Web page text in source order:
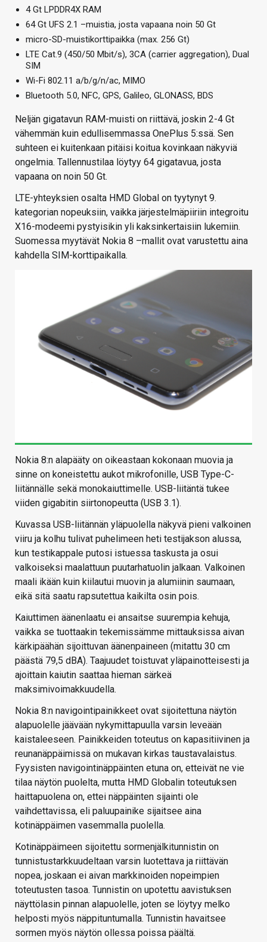
4 Gt LPDDR4X RAM
64 Gt UFS 2.1 –muistia, josta vapaana noin 50 Gt
micro-SD-muistikorttipaikka (max. 256 Gt)
LTE Cat.9 (450/50 Mbit/s), 3CA (carrier aggregation), Dual
SIM
Wi-Fi 802.11 a/b/g/n/ac, MIMO
Bluetooth 5.0, NFC, GPS, Galileo, GLONASS, BDS
Neljän gigatavun RAM-muisti on riittävä, joskin 2-4 Gt
vähemmän kuin edullisemmassa OnePlus 5:ssä. Sen
suhteen ei kuitenkaan pitäisi koitua kovinkaan näkyviä
ongelmia. Tallennustilaa löytyy 64 gigatavua, josta
vapaana on noin 50 Gt.
LTE-yhteyksien osalta HMD Global on tyytynyt 9.
kategorian nopeuksiin, vaikka järjestelmäpiiriin integroitu
X16-modeemi pystyisikin yli kaksinkertaisiin lukemiin.
Suomessa myytävät Nokia 8 –mallit ovat varustettu aina
kahdella SIM-korttipaikalla.
Nokia 8:n alapääty on oikeastaan kokonaan muovia ja
sinne on koneistettu aukot mikrofonille, USB Type-C-
liitännälle sekä monokaiuttimelle. USB-liitäntä tukee
viiden gigabitin siirtonopeutta (USB 3.1).
Kuvassa USB-liitännän yläpuolella näkyvä pieni valkoinen
viiru ja kolhu tulivat puhelimeen heti testijakson alussa,
kun testikappale putosi istuessa taskusta ja osui
valkoiseksi maalattuun puutarhatuolin jalkaan. Valkoinen
maali ikään kuin kiilautui muovin ja alumiinin saumaan,
eikä sitä saatu rapsutettua kaikilta osin pois.
Kaiuttimen äänenlaatu ei ansaitse suurempia kehuja,
vaikka se tuottaakin tekemissämme mittauksissa aivan
kärkipäähän sijoittuvan äänenpaineen (mitattu 30 cm
päästä 79,5 dBA). Taajuudet toistuvat yläpainotteisesti ja
ajoittain kaiutin saattaa hieman särkeä
maksimivoimakkuudella.
Nokia 8:n navigointipainikkeet ovat sijoitettuna näytön
alapuolelle jäävään nykymittapuulla varsin leveään
kaistaleeseen. Painikkeiden toteutus on kapasitiivinen ja
reunanäppäimissä on mukavan kirkas taustavalaistus.
Fyysisten navigointinäppäinten etuna on, etteivät ne vie
tilaa näytön puolelta, mutta HMD Globalin toteutuksen
haittapuolena on, ettei näppäinten sijainti ole
vaihdettavissa, eli paluupainike sijaitsee aina
kotinäppäimen vasemmalla puolella.
Kotinäppäimeen sijoitettu sormenjälkitunnistin on
tunnistustarkkuudeltaan varsin luotettava ja riittävän
nopea, joskaan ei aivan markkinoiden nopeimpien
toteutusten tasoa. Tunnistin on upotettu aavistuksen
näyttölasin pinnan alapuolelle, joten se löytyy melko
helposti myös näppituntumalla. Tunnistin havaitsee
sormen myös näytön ollessa poissa päältä.